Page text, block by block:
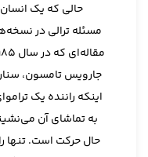
حالی که یک
مسئله ترالی در
جارویس تامسون،
اینکه راننده یک
به تماشای آن
حال حرکت است. تنها